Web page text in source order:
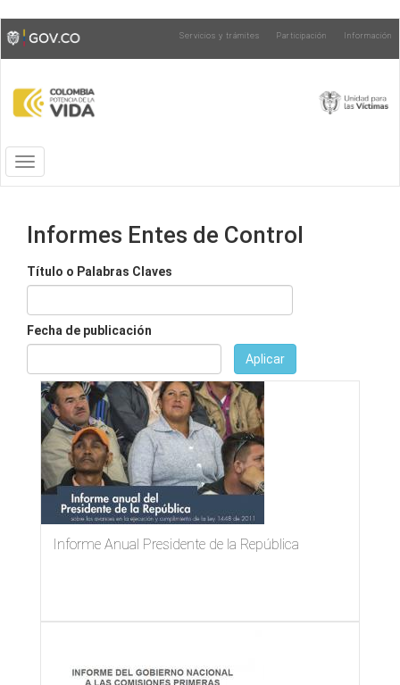
Pasar
al
contenido
Toggle
high
contrast
Servicios y trámites Participación Información
Toggle
navigation
Informes Entes de Control
Título o Palabras Claves
Fecha de publicación
Fecha
Fecha
de
publicación
Aplicar
Informe Anual Presidente de la República